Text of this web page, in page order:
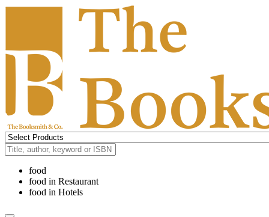
food
food in Restaurant
food in Hotels